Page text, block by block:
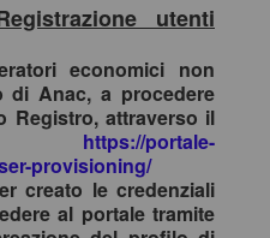
utenti
economici non
di Anac, a procedere
Registro, attraverso il
https://portale-
provisioning/
creato le credenziali
al portale tramite